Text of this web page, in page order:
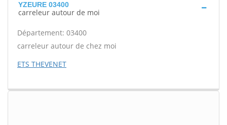
YZEURE 03400
carreleur autour de moi
Département: 03400
carreleur autour de chez moi
ETS THEVENET